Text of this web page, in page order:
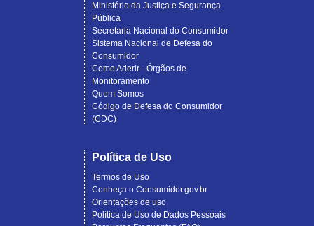
Ministério da Justiça e Segurança
Pública
Secretaria Nacional do Consumidor
Sistema Nacional de Defesa do
Consumidor
Como Aderir - Órgãos de
Monitoramento
Quem Somos
Código de Defesa do Consumidor
(CDC)
Política de Uso
Termos de Uso
Conheça o Consumidor.gov.br
Orientações de uso
Política de Uso de Dados Pessoais